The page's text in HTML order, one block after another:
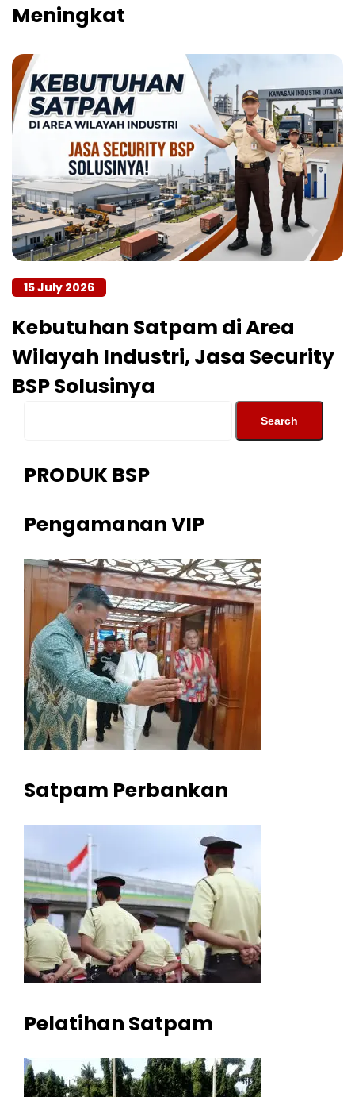
Meningkat
15 July 2026
Kebutuhan Satpam di Area
Wilayah Industri, Jasa Security
BSP Solusinya
PRODUK BSP
Pengamanan VIP
Satpam Perbankan
Pelatihan Satpam